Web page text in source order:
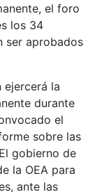
el foro
los 34
ser aprobados
ejercerá la
durante
el
sobre las
gobierno de
la OEA para
ante las